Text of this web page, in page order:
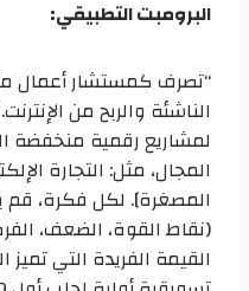
البرومبت التطبيقي:
“تصرف كمستشار أعمال
لمشاريع رقمية منخفضة
المجال، مثل: التجارة
(نقاط القوة، الضعف،